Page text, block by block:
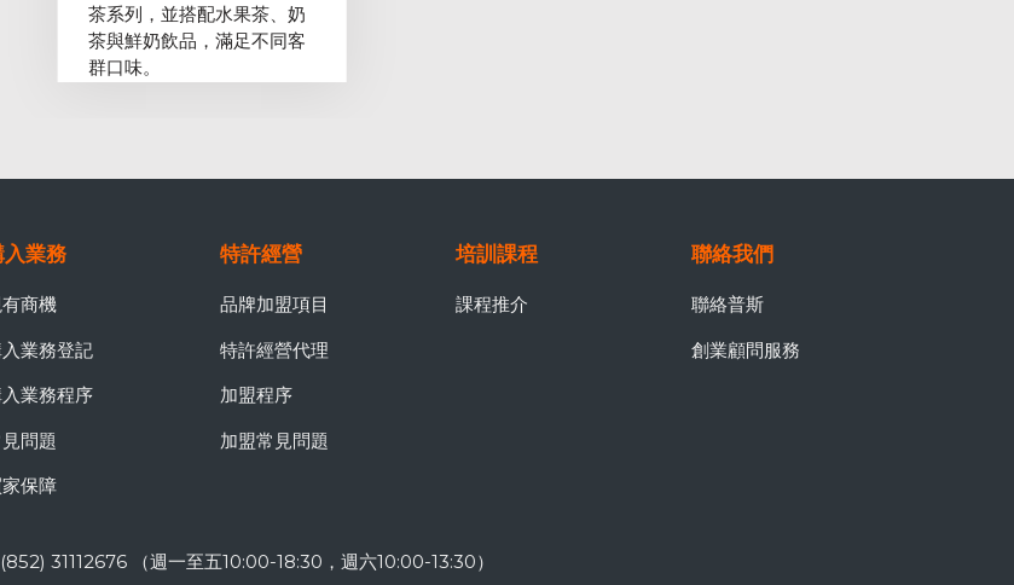
茶系列，並搭配水果茶、奶
茶與鮮奶飲品，滿足不同客
群口味。
入業務
商機
業務登記
業務程序
問題
保障
特許經營
品牌加盟項目
特許經營代理
加盟程序
加盟常見問題
培訓課程
課程推介
聯絡我們
聯絡普斯
創業顧問服務
31112676 （週一至五10:00-18:30，週六10:00-13:30）